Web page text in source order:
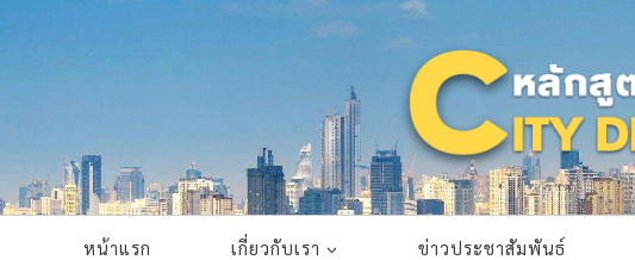
หน้าแรก เกี่ยวกับเรา ข่าวประชาสัมพันธ์